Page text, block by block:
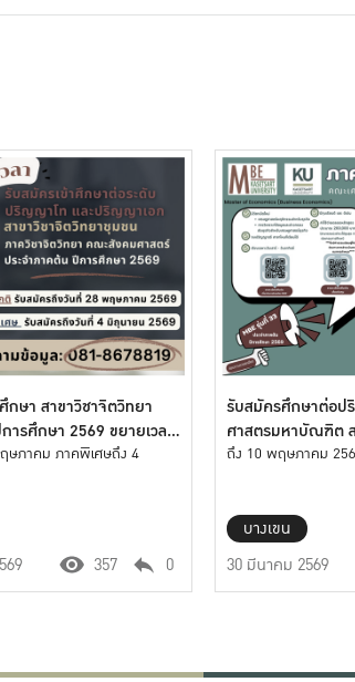
ษา สาขาวิชาจิตวิทยา
รศึกษา 2569 ขยายเวลา
ภาคม ภาคพิเศษถึง 4
357 0
รับสมัครศึกษาต่อป
ศาสตรมหาบัณฑิต
ธุรกิจ MBE รุ่นที่ 33
ถึง 10 พฤษภาคม
บางเขน
30 มีนาคม 2569